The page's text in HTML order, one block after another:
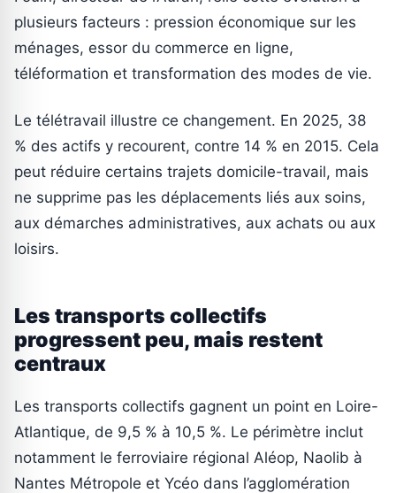
plusieurs facteurs : pression économique sur les
ménages, essor du commerce en ligne,
téléformation et transformation des modes de vie.
Le télétravail illustre ce changement. En 2025, 38
% des actifs y recourent, contre 14 % en 2015. Cela
peut réduire certains trajets domicile-travail, mais
ne supprime pas les déplacements liés aux soins,
aux démarches administratives, aux achats ou aux
loisirs.
Les transports collectifs
progressent peu, mais restent
centraux
Les transports collectifs gagnent un point en Loire-
Atlantique, de 9,5 % à 10,5 %. Le périmètre inclut
notamment le ferroviaire régional Aléop, Naolib à
Nantes Métropole et Ycéo dans l’agglomération